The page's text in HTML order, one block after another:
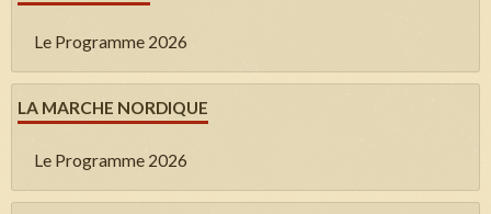
Le Programme 2026
LA MARCHE NORDIQUE
Le Programme 2026